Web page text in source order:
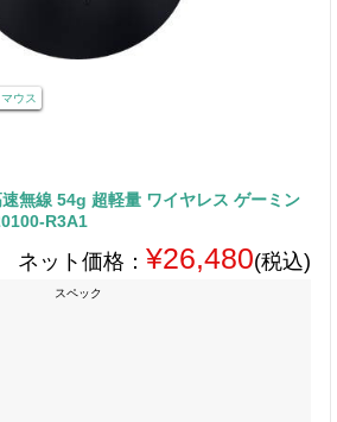
マウス
無線 54g 超軽量 ワイヤレス ゲーミン
R3A1
ネット価格： ¥26,480(税込)
スペック